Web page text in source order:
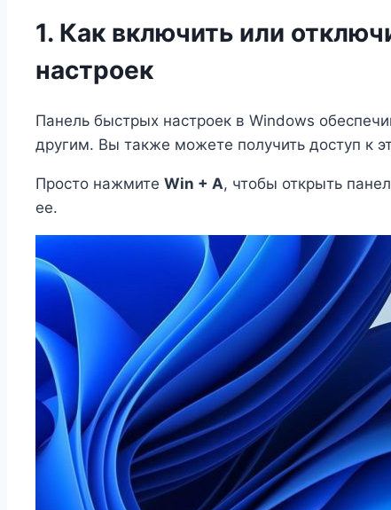
1. Как включить или
настроек
Панель быстрых настроек в Windows
другим. Вы также можете получить доступ к
Просто нажмите Win + A, чтобы открыть
ее.